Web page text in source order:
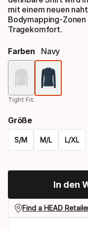
mit einem neuen
Bodymapping-
Tragekomfort.
Farben Navy
Tight Fit.
Größe
S/M M/L L/XL
select
größe
In den
Find a HEAD